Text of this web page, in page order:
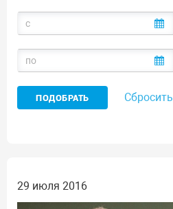
Сбросить
29 июля 2016